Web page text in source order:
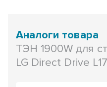
Аналоги товара
ТЭН 1900W для
LG Direct Drive